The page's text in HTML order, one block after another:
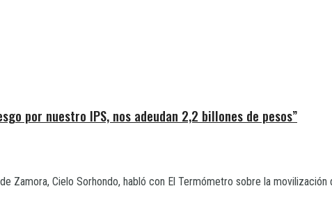
por nuestro IPS, nos adeudan 2,2 billones de pesos”
Zamora, Cielo Sorhondo, habló con El Termómetro sobre la movilización